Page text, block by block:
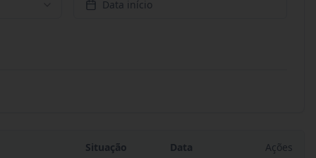
Data início
Situação Data Ações